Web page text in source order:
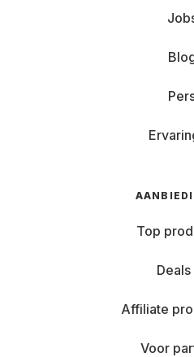
Top
Deals
Affiliate
Voor